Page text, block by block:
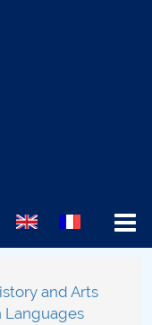
and Arts
Languages